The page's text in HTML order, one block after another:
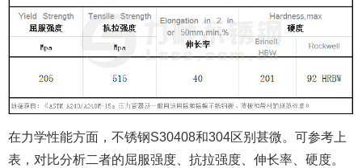
在力学性能方面，不锈钢S30408和304区别甚微。可参考上
表，对比分析二者的屈服强度、抗拉强度、伸长率、硬度。